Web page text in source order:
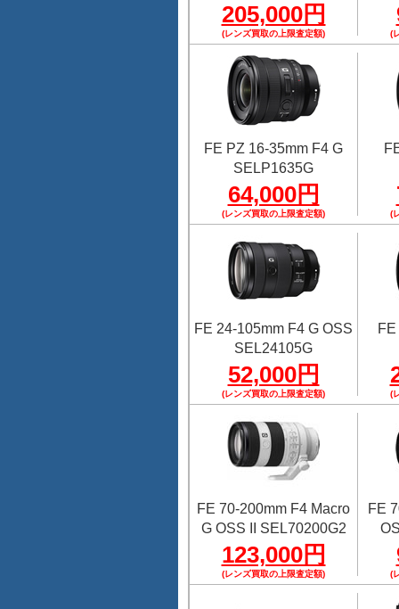
205,000円
(レンズ買取の上限査定額) (
FE PZ 16-35mm F4 G
SELP1635G
64,000円
(レンズ買取の上限査定額) (
FE 24-105mm F4 G OSS
SEL24105G
52,000円
(レンズ買取の上限査定額) (
FE 70-200mm F4 Macro
G OSS II SEL70200G2
123,000円
(レンズ買取の上限査定額)
FE
(